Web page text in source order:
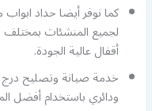
كما نوفر أيضا حداد
لجميع المنشئات
أقفال عالية الجودة.
خدمة صيانة وتصليح
ودائري باستخدام أفضل